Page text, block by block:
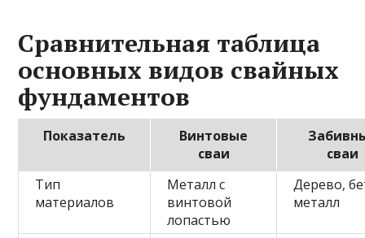
Сравнительная таблица
основных видов свайных
фундаментов
Показатель
Винтовые
сваи
сваи
Тип
материалов
Металл с
винтовой
лопастью
Дерево,
металл